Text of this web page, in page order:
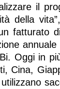
il
della
fatturato
Oggi in
Cina,